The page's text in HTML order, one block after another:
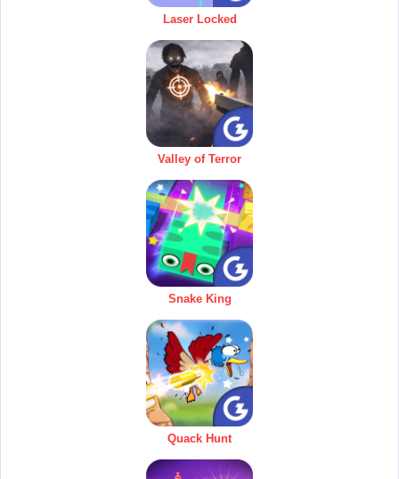
Laser Locked
Valley of Terror
Snake King
Quack Hunt